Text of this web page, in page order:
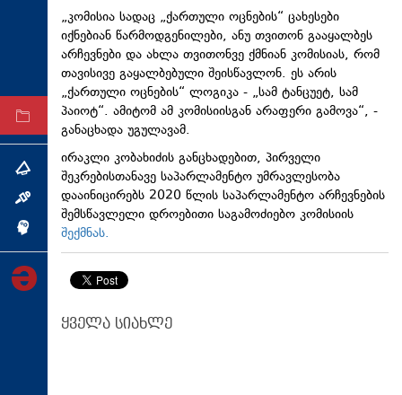
სპორტი
ტექნოლოგიები
ტაბლოიდი
არქივი
თემა
ინტერვიუ
ინქვიზიცია
„კომისია სადაც „ქართული ოცნების“ ცახესები
იქნებიან წარმოდგენილები, ანუ თვითონ გააყალბეს
არჩევნები და ახლა თვითონვე ქმნიან კომისიას, რომ
თავისივე გაყალბებული შეისწავლონ. ​ეს არის
„ქართული ოცნების“ ლოგიკა - „სამ ტანცუეტ, სამ
პაიოტ“. ამიტომ ამ კომისიისგან არაფერი გამოვა“, -
განაცხადა უგულავამ.
ირაკლი კობახიძის განცხადებით, პირველი
შეკრებისთანავე საპარლამენტო უმრავლესობა
დააინიცირებს 2020 წლის საპარლამენტო არჩევნების
შემსწავლელი დროებითი საგამოძიებო კომისიის
შექმნას.
ყველა სიახლე